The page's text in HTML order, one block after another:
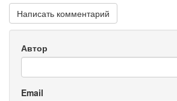
Написать комментарий
Автор
Email